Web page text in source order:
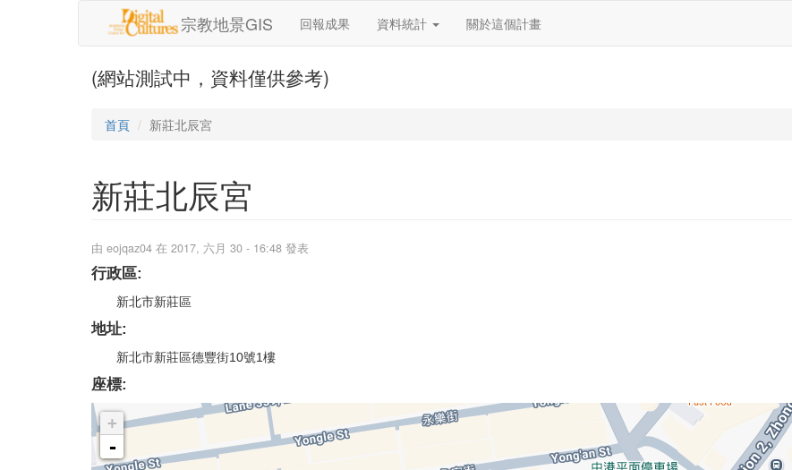
宗教地景GIS 回報成果 資料統計 關於這個計畫
(網站測試中，資料僅供參考)
首頁 新莊北辰宮
新莊北辰宮
由 eojqaz04 在 2017, 六月 30 - 16:48 發表
行政區:
新北市新莊區
地址:
新北市新莊區德豐街10號1樓
座標:
+
-